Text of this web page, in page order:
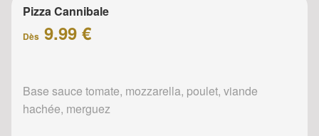
Pizza Cannibale
Dès 9.99 €
Base sauce tomate, mozzarella, poulet, viande
hachée, merguez